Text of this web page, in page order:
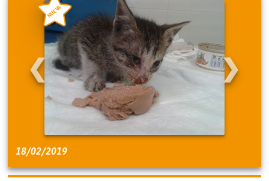
❮ ❯
NUEVA
18/02/2019